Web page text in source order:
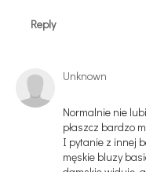
Reply
Unknown
Normalnie nie
płaszcz bardzo
I pytanie z innej
męskie bluzy